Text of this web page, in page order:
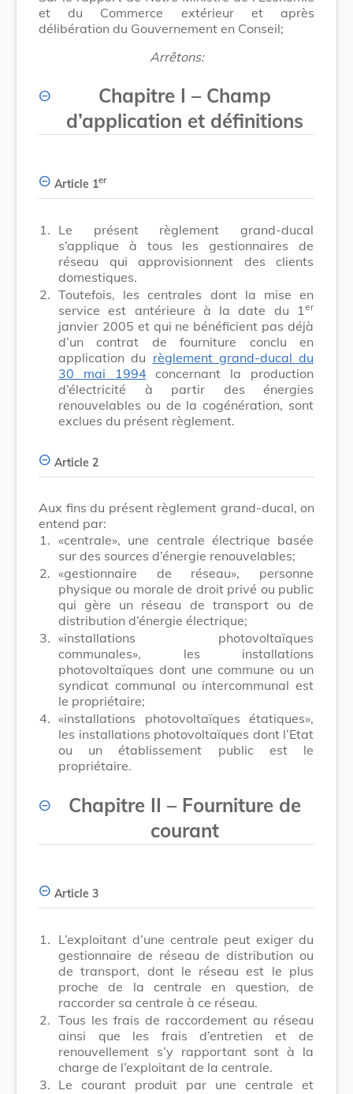
et du Commerce extérieur et après
délibération du Gouvernement en Conseil;
Arrêtons:
Chapitre I – Champ
d’application et définitions
Article 1er
1. Le présent règlement grand-ducal
s’applique à tous les gestionnaires de
réseau qui approvisionnent des clients
domestiques.
2. Toutefois, les centrales dont la mise en
service est antérieure à la date du 1 er
janvier 2005 et qui ne bénéficient pas déjà
d’un contrat de fourniture conclu en
application du règlement grand-ducal du
30 mai 1994 concernant la production
d’électricité à partir des énergies
renouvelables ou de la cogénération, sont
exclues du présent règlement.
Article 2
Aux fins du présent règlement grand-ducal, on
entend par:
1. «centrale», une centrale électrique basée
sur des sources d’énergie renouvelables;
2. «gestionnaire de réseau», personne
physique ou morale de droit privé ou public
qui gère un réseau de transport ou de
distribution d’énergie électrique;
3. «installations photovoltaïques
communales», les installations
photovoltaïques dont une commune ou un
syndicat communal ou intercommunal est
le propriétaire;
4. «installations photovoltaïques étatiques»,
les installations photovoltaïques dont l’Etat
ou un établissement public est le
propriétaire.
Chapitre II – Fourniture de
courant
Article 3
1. L’exploitant d’une centrale peut exiger du
gestionnaire de réseau de distribution ou
de transport, dont le réseau est le plus
proche de la centrale en question, de
raccorder sa centrale à ce réseau.
2. Tous les frais de raccordement au réseau
ainsi que les frais d’entretien et de
renouvellement s’y rapportant sont à la
charge de l’exploitant de la centrale.
3. Le courant produit par une centrale et